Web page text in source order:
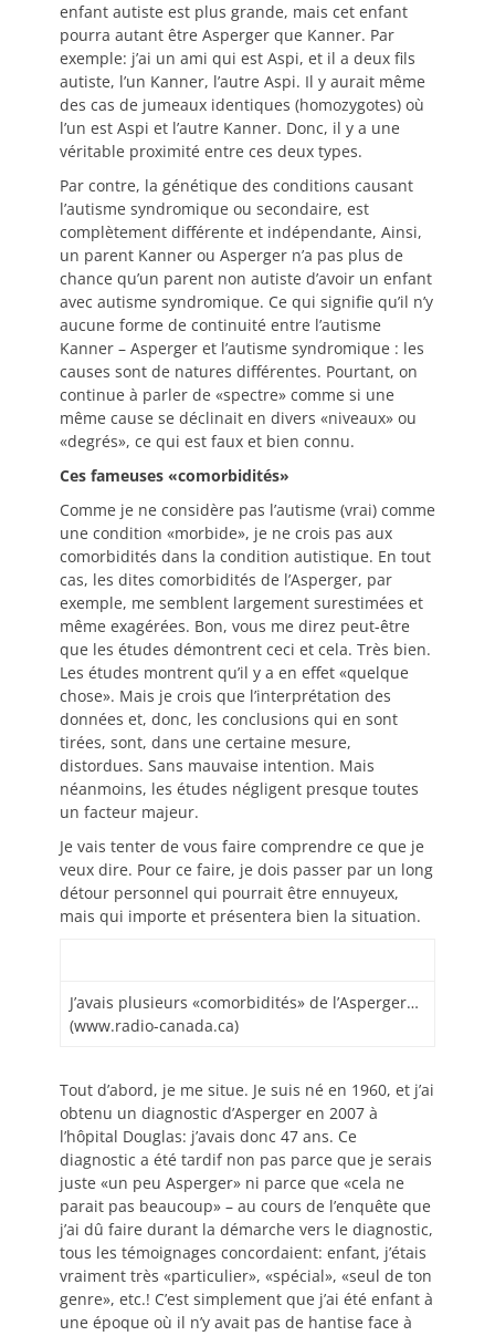
enfant autiste est plus grande, mais cet enfant
pourra autant être Asperger que Kanner. Par
exemple: j’ai un ami qui est Aspi, et il a deux fils
autiste, l’un Kanner, l’autre Aspi. Il y aurait même
des cas de jumeaux identiques (homozygotes) où
l’un est Aspi et l’autre Kanner. Donc, il y a une
véritable proximité entre ces deux types.
Par contre, la génétique des conditions causant
l’autisme syndromique ou secondaire, est
complètement différente et indépendante, Ainsi,
un parent Kanner ou Asperger n’a pas plus de
chance qu’un parent non autiste d’avoir un enfant
avec autisme syndromique. Ce qui signifie qu’il n’y
aucune forme de continuité entre l’autisme
Kanner – Asperger et l’autisme syndromique : les
causes sont de natures différentes. Pourtant, on
continue à parler de «spectre» comme si une
même cause se déclinait en divers «niveaux» ou
«degrés», ce qui est faux et bien connu.
Ces fameuses «comorbidités»
Comme je ne considère pas l’autisme (vrai) comme
une condition «morbide», je ne crois pas aux
comorbidités dans la condition autistique. En tout
cas, les dites comorbidités de l’Asperger, par
exemple, me semblent largement surestimées et
même exagérées. Bon, vous me direz peut-être
que les études démontrent ceci et cela. Très bien.
Les études montrent qu’il y a en effet «quelque
chose». Mais je crois que l’interprétation des
données et, donc, les conclusions qui en sont
tirées, sont, dans une certaine mesure,
distordues. Sans mauvaise intention. Mais
néanmoins, les études négligent presque toutes
un facteur majeur.
Je vais tenter de vous faire comprendre ce que je
veux dire. Pour ce faire, je dois passer par un long
détour personnel qui pourrait être ennuyeux,
mais qui importe et présentera bien la situation.
J’avais plusieurs «comorbidités» de l’Asperger…
(www.radio-canada.ca)
Tout d’abord, je me situe. Je suis né en 1960, et j’ai
obtenu un diagnostic d’Asperger en 2007 à
l’hôpital Douglas: j’avais donc 47 ans. Ce
diagnostic a été tardif non pas parce que je serais
juste «un peu Asperger» ni parce que «cela ne
parait pas beaucoup» – au cours de l’enquête que
j’ai dû faire durant la démarche vers le diagnostic,
tous les témoignages concordaient: enfant, j’étais
vraiment très «particulier», «spécial», «seul de ton
genre», etc.! C’est simplement que j’ai été enfant à
une époque où il n’y avait pas de hantise face à